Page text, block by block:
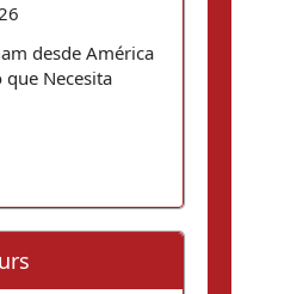
desde América
que Necesita